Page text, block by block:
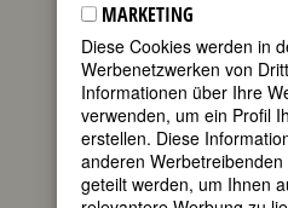
zwölf Jahre älteren
Holzinger kennen,
Er führt sie ein in den
Literaten und
in den 30er Jahren
und Kulturhistoriker
kennen, er wird ihr
und animiert die
Schreiben.
MARKETING
Diese Cookies werden in
Werbenetzwerken von
Informationen über Ihre
verwenden, um ein Profil
erstellen. Diese
anderen
geteilt werden, um Ihnen